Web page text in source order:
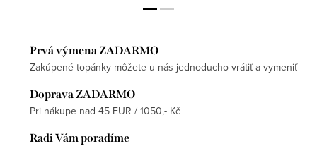
Prvá výmena ZADARMO
Zakúpené topánky môžete u nás jednoducho vrátiť a vymeniť
Doprava ZADARMO
Pri nákupe nad 45 EUR / 1050,- Kč
Radi Vám poradíme